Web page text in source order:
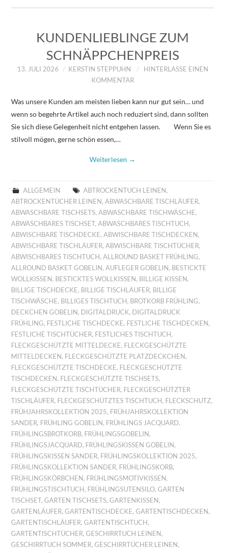
KUNDENLIEBLINGE ZUM
SCHNÄPPCHENPREIS
13. JULI 2026 KERSTIN STEPPUHN
HINTERLASSE EINEN
KOMMENTAR
Was unsere Kunden am meisten lieben kann nur gut sein… und
wenn so begehrte Artikel auch noch reduziert sind, dann sollten
Sie sich diese Gelegenheit nicht entgehen lassen. Wenn Sie es
stilvoll mögen, gerne schön essen,…
Weiterlesen →
ALLGEMEIN ABTROCKENTUCH LEINEN,
ABTROCKENTÜCHER LEINEN,ABWASCHBARE TISCHLÄUFER,
ABWASCHBARE TISCHSETS,ABWASCHBARE TISCHWÄSCHE,
ABWASCHBARES TISCHSET,ABWASCHBARES TISCHTUCH,
ABWISCHBARE TISCHDECKE,ABWISCHBARE TISCHDECKEN,
ABWISCHBARE TISCHLÄUFER,ABWISCHBARE TISCHTÜCHER,
ABWISCHBARES TISCHTUCH,ALLROUND BASKET FRÜHLING,
ALLROUND BASKET GOBELIN,AUFLEGER GOBELIN, BESTICKTE
WOLLKISSEN, BESTICKTES WOLLKISSEN, BILLIGE KISSEN,
BILLIGE TISCHDECKE, BILLIGE TISCHLÄUFER, BILLIGE
TISCHWÄSCHE, BILLIGES TISCHTUCH, BROTKORB FRÜHLING,
DECKCHEN GOBELIN, DIGITALDRUCK, DIGITALDRUCK
FRÜHLING, FESTLICHE TISCHDECKE, FESTLICHE TISCHDECKEN,
FESTLICHE TISCHTÜCHER, FESTLICHES TISCHTUCH,
FLECKGESCHÜTZTE MITTELDECKE, FLECKGESCHÜTZTE
MITTELDECKEN, FLECKGESCHÜTZTE PLATZDECKCHEN,
FLECKGESCHÜTZTE TISCHDECKE, FLECKGESCHÜTZTE
TISCHDECKEN, FLECKGESCHÜTZTE TISCHSETS,
FLECKGESCHÜTZTE TISCHTÜCHER, FLECKGESCHÜTZTER
TISCHLÄUFER, FLECKGESCHÜTZTES TISCHTUCH, FLECKSCHUTZ,
FRÜHJAHRSKOLLEKTION 2025, FRÜHJAHRSKOLLEKTION
SANDER, FRÜHLING GOBELIN, FRÜHLINGS JACQUARD,
FRÜHLINGSBROTKORB, FRÜHLINGSGOBELIN,
FRÜHLINGSJACQUARD, FRÜHLINGSKISSEN GOBELIN,
FRÜHLINGSKISSEN SANDER, FRÜHLINGSKOLLEKTION 2025,
FRÜHLINGSKOLLEKTION SANDER, FRÜHLINGSKORB,
FRÜHLINGSKÖRBCHEN, FRÜHLINGSMOTIVKISSEN,
FRÜHLINGSTISCHTUCH, FRÜHLINGSUTENSILO,GARTEN
TISCHSET,GARTEN TISCHSETS,GARTENKISSEN,
GARTENLÄUFER,GARTENTISCHDECKE,GARTENTISCHDECKEN,
GARTENTISCHLÄUFER,GARTENTISCHTUCH,
GARTENTISCHTÜCHER,GESCHIRRTUCH LEINEN,
GESCHIRRTUCH SOMMER,GESCHIRRTÜCHER LEINEN,